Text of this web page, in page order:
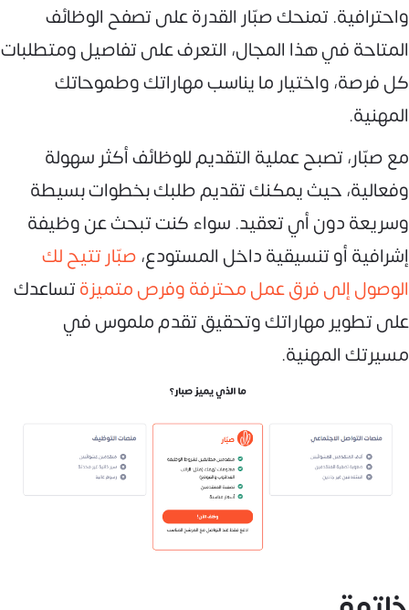
واحترافية. تمنحك صبّار القدرة على تصفح الوظائف
المتاحة في هذا المجال، التعرف على تفاصيل ومتطلبات
كل فرصة، واختيار ما يناسب مهاراتك وطموحاتك
المهنية.
مع صبّار، تصبح عملية التقديم للوظائف أكثر سهولة
وفعالية، حيث يمكنك تقديم طلبك بخطوات بسيطة
وسريعة دون أي تعقيد. سواء كنت تبحث عن وظيفة
إشرافية أو تنسيقية داخل المستودع،صبّار تتيح لك
الوصول إلى فرق عمل محترفة وفرص متميزةتساعدك
على تطوير مهاراتك وتحقيق تقدم ملموس في
مسيرتك المهنية.